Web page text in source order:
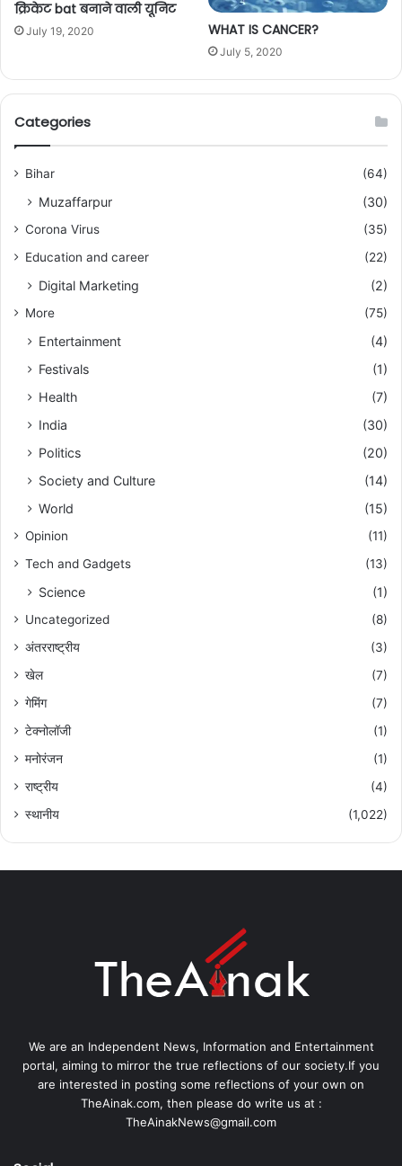
क्रिकेट bat बनाने वाली यूनिट
July 19, 2020 WHAT IS CANCER?
July 5, 2020
Categories
Bihar (64)
Muzaffarpur (30)
Corona Virus
(35)
Education and career
(22)
Digital Marketing (2)
More (75)
Entertainment
(4)
Festivals
(1)
Health
(7)
India
(30)
Politics
(20)
Society and Culture
(14)
World
(15)
Opinion
(11)
Tech and Gadgets
(13)
Science (1)
Uncategorized
(8)
अंतरराष्ट्रीय
(3)
खेल
(7)
गेमिंग
(7)
टेक्नोलॉजी
(1)
मनोरंजन
(1)
राष्ट्रीय
(4)
स्थानीय
(1,022)
We are an Independent News, Information and Entertainment
portal, aiming to mirror the true reflections of our society.If you
are interested in posting some reflections of your own on
TheAinak.com, then please do write us at :
TheAinakNews@gmail.com